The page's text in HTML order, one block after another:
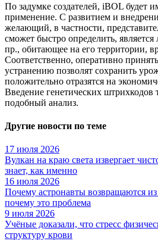
По задумке создателей, iBOL будет
применение. С развитием и
желающий, в частности,
сможет быстро определить,
пр., обитающее на его территории,
Соответственно, оперативно
устранению позволят сохранить
положительно отразятся на
Введение генетических
подобный анализ.
Другие новости по теме
17 июля 2026
Вулкан на краю света извергает
знает, как именно
16 июля 2026
Почему астронавты возвращаются
почему это проблема
9 июля 2026
Учёные доказали, что стресс
структуру крови